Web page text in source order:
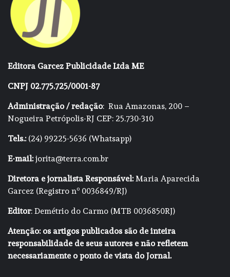
Editora Garcez Publicidade Ltda ME
CNPJ 02.775.725/0001-87
Administração / redação: Rua Amazonas, 200 –
Nogueira Petrópolis-RJ CEP: 25.730-310
Tels.:(24) 99225-5636 (Whatsapp)
E-mail:jorita@terra.com.br
Diretora e jornalista Responsável:Maria Aparecida
Garcez (Registro nº 0036849/RJ)
Editor: Demétrio do Carmo (MTB 0036850RJ)
Atenção: os artigos publicados são de inteira
responsabilidade de seus autores e não refletem
necessariamente o ponto de vista do Jornal.